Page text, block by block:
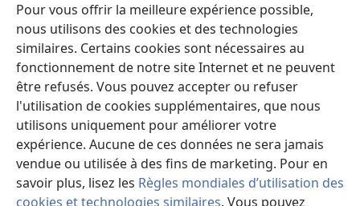
Pour vous offrir la meilleure expérience possible,
nous utilisons des cookies et des technologies
similaires. Certains cookies sont nécessaires au
fonctionnement de notre site Internet et ne peuvent
être refusés. Vous pouvez accepter ou refuser
l'utilisation de cookies supplémentaires, que nous
utilisons uniquement pour améliorer votre
expérience. Aucune de ces données ne sera jamais
vendue ou utilisée à des fins de marketing. Pour en
savoir plus, lisez les Règles mondiales d’utilisation des
cookies et technologies similaires. Vous pouvez
DOI‎: 10.1177/0267659111424636
https://www.ncbi.nlm.nih.gov/pubmed/21987667(ouvre
une
fenêtre)
Perfusion approaches to blood conservation.
McKay C.
Source‎: Semin Cardiothorac Vasc Anesth
2007;11(4):252-5.
Référence‎: PubMed 18270187
DOI‎: 10.1177/1089253207311158
https://www.ncbi.nlm.nih.gov/pubmed/18270187(ouvre